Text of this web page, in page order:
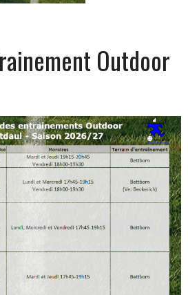
Outdoor